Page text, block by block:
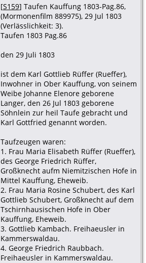
[S159] Taufen Kauffung 1803-Pag.86,
(Mormonenfilm 889975), 29 Jul 1803
(Verlässlichkeit: 3).
Taufen 1803 Pag.86
den 29 Juli 1803
ist dem Karl Gottlieb Rüffer (Rueffer),
Inwohner in Ober Kauffung, von seinem
Weibe Johanne Elenore geborene
Langer, den 26 Jul 1803 geborene
Söhnlein zur heil Taufe gebracht und
Karl Gottfried genannt worden.
Taufzeugen waren:
1. Frau Maria Elisabeth Rüffer (Rueffer),
des George Friedrich Rüffer,
Großknecht aufm Niemitzischen Hofe in
Mittel Kauffung, Eheweib.
2. Frau Maria Rosine Schubert, des Karl
Gottlieb Schubert, Großknecht auf dem
Tschirnhausischen Hofe in Ober
Kauffung, Eheweib.
3. Gottlieb Kambach. Freihaeusler in
Kammerswaldau.
4. George Friedrich Raubbach.
Freihaeusler in Kammerswaldau.